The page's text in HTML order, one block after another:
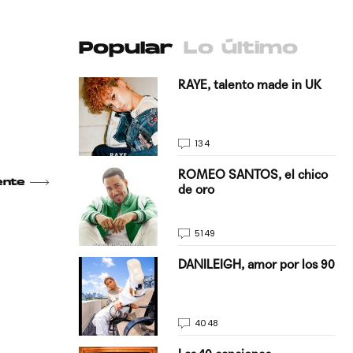
Popular Lo último
RAYE, talento made in UK
134
ROMEO SANTOS, el chico
de oro
5149
DANILEIGH, amor por los 90
4048